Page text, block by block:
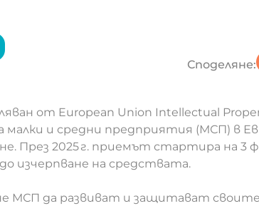
Споделяне:
от European Union Intellectual
малки и средни предприятия (МСП) в
През 2025 г. приемът стартира на 3
изчерпване на средствата.
МСП да развиват и защитават своите